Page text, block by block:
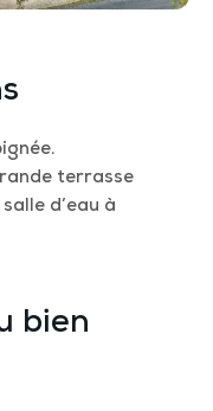
terrasse
d’eau à
bien